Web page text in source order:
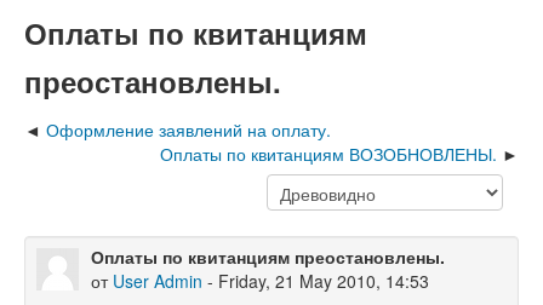
Оплаты по квитанциям
преостановлены.
Оформление заявлений на оплату.
Оплаты по квитанциям ВОЗОБНОВЛЕНЫ.
Оплаты по квитанциям преостановлены.
от User Admin - Friday, 21 May 2010, 14:53